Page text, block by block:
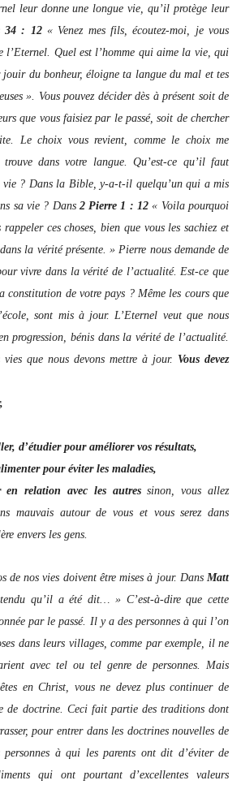
leur donne une longue vie, qu’il protège leur
34 : 12« Venez mes fils, écoutez-moi, je vous
l’Eternel. Quel est l’homme qui aime la vie, qui
du bonheur, éloigne ta langue du mal et tes
». Vous pouvez décider dès à présent soit de
que vous faisiez par le passé, soit de chercher
Le choix vous revient, comme le choix me
dans votre langue. Qu’est-ce qu’il faut
vie ? Dans la Bible, y-a-t-il quelqu’un qui a mis
sa vie ? Dans 2 Pierre 1 : 12« Voila pourquoi
ces choses, bien que vous les sachiez et
la vérité présente. » Pierre nous demande de
vivre dans la vérité de l’actualité. Est-ce que
constitution de votre pays ? Même les cours que
sont mis à jour. L’Eternel veut que nous
progression, bénis dans la vérité de l’actualité.
que nous devons mettre à jour. Vous devez
d’étudier pour améliorer vos résultats,
pour éviter les maladies,
en relation avec les autressinon, vous allez
mauvais autour de vous et vous serez dans
envers les gens.
de nos vies doivent être mises à jour. Dans Matt
qu’il a été dit… » C’est-à-dire que cette
par le passé. Il y a des personnes à qui l’on
dans leurs villages, comme par exemple, il ne
avec tel ou tel genre de personnes. Mais
en Christ, vous ne devez plus continuer de
de doctrine. Ceci fait partie des traditions dont
pour entrer dans les doctrines nouvelles de
à qui les parents ont dit d’éviter de
qui ont pourtant d’excellentes valeurs